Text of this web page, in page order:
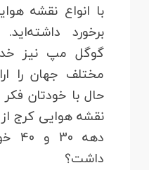
با انواع نقشه
برخورد
گوگل مپ نیز
مختلف جهان را
حال با خودتان
نقشه هوایی کرج
داشت؟